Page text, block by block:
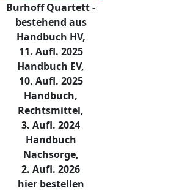
Burhoff Quartett -
bestehend aus
Handbuch HV,
11. Aufl. 2025
Handbuch EV,
10. Aufl. 2025
Handbuch,
Rechtsmittel,
3. Aufl. 2024
Handbuch
Nachsorge,
2. Aufl. 2026
hier bestellen